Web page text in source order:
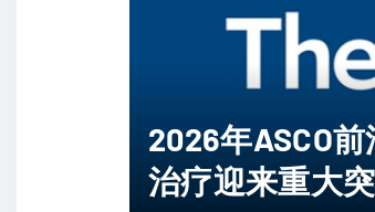
与
用
权
衡
一
新
进
2026年ASCO
治疗迎来重大